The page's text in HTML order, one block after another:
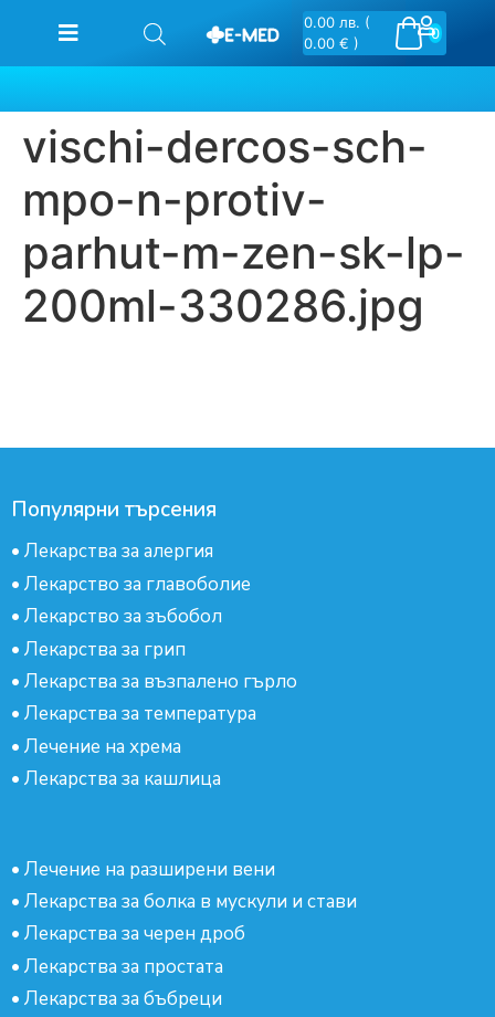
0
0.00 лв. (
0.00 € )
vischi-dercos-sch-
mpo-n-protiv-
parhut-m-zen-sk-lp-
200ml-330286.jpg
Популярни търсения
• Лекарства за алергия
• Лекарство за главоболие
• Лекарство за зъбобол
• Лекарства за грип
• Лекарства за възпалено гърло
• Лекарства за температура
• Лечение на хрема
• Лекарства за кашлица
• Лечение на разширени вени
• Лекарства за болка в мускули и стави
• Лекарства за черен дроб
• Лекарства за простата
• Лекарства за бъбреци